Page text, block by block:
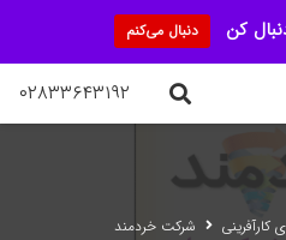
۰۲۸۳۳۶۴۳۱۹۲
کارآفرینی شرکت خردمند
کن دنبال می‌کنم